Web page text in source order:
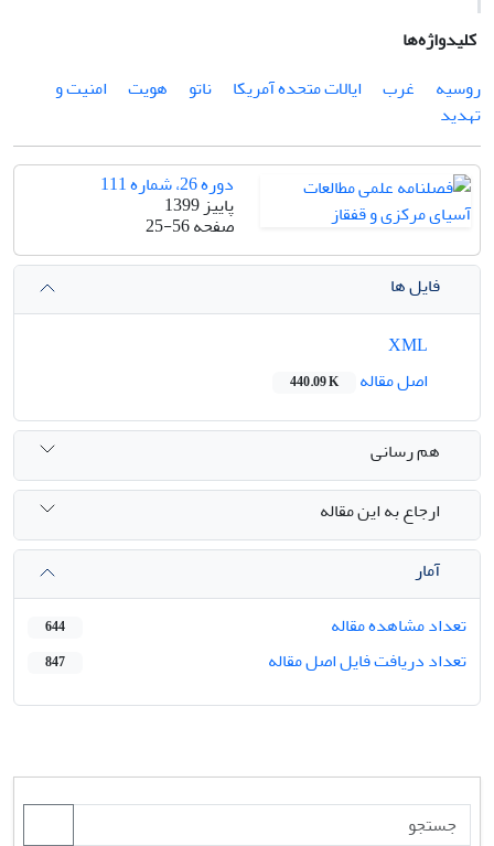
کلیدواژه‌ها
روسیه
غرب ایالات متحده آمریکا ناتو هویت
امنیت و
تهدید
دوره 26، شماره 111
پاییز 1399
صفحه25-56
فایل ها
اصل مقاله
440.09 K
هم رسانی
ارجاع به این مقاله
آمار
تعداد مشاهده مقاله
644
تعداد دریافت فایل اصل مقاله 847